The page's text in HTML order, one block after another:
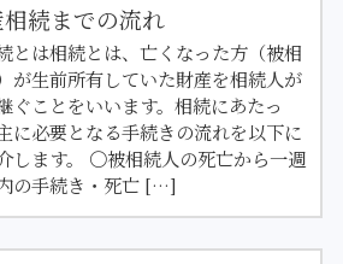
続までの流れ
とは相続とは、亡くなった方（被相
が生前所有していた財産を相続人が
ぐことをいいます。相続にあたっ
に必要となる手続きの流れを以下に
します。 〇被相続人の死亡から一週
の手続き・死亡 […]